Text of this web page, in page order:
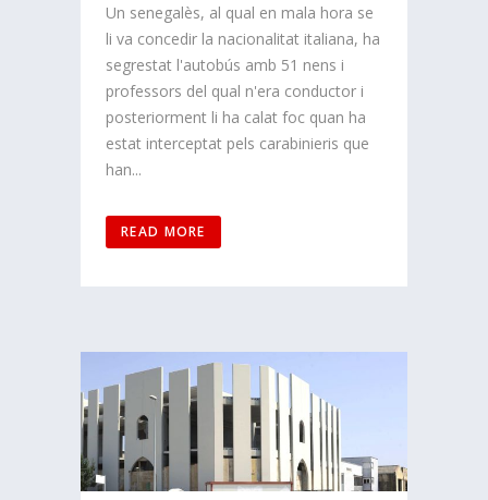
Un senegalès, al qual en mala hora se
li va concedir la nacionalitat italiana, ha
segrestat l'autobús amb 51 nens i
professors del qual n'era conductor i
posteriorment li ha calat foc quan ha
estat interceptat pels carabinieris que
han...
READ MORE